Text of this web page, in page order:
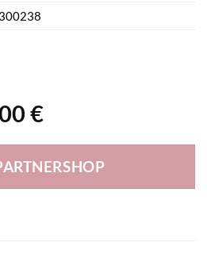
€
€Aktueller
ist:
55,00 €.